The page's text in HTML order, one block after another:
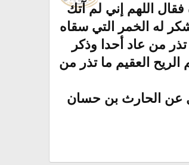
اللهم إني لم آتك
له الخمر التي سقاه
من عاد أحدا وذكر
الريح العقيم ما تذر من
عن الحارث بن حسان